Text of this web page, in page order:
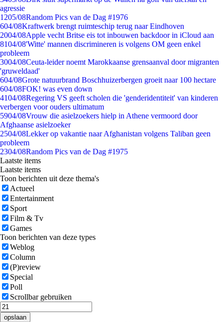
agressie
1205/08Random Pics van de Dag #1976
604/08Kraftwerk brengt ruimteschip terug naar Eindhoven
2004/08Apple vecht Britse eis tot inbouwen backdoor in iCloud aan
8104/08'Witte' mannen discrimineren is volgens OM geen enkel
probleem
3004/08Ceuta-leider noemt Marokkaanse grensaanval door migranten
'gruweldaad'
604/08Grote natuurbrand Boschhuizerbergen groeit naar 100 hectare
604/08FOK! was even down
4104/08Regering VS geeft scholen die 'genderidentiteit' van kinderen
verbergen voor ouders ultimatum
5904/08Vrouw die asielzoekers hielp in Athene vermoord door
Afghaanse asielzoeker
2504/08Lekker op vakantie naar Afghanistan volgens Taliban geen
probleem
2304/08Random Pics van de Dag #1975
Laatste items
Laatste items
Toon berichten uit deze thema's
Actueel
Entertainment
Sport
Film & Tv
Games
Toon berichten van deze types
Weblog
Column
(P)review
Special
Poll
Scrollbar gebruiken
opslaan